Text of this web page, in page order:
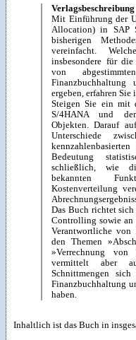
Verlagsbeschreibung
Mit Einführung der
Allocation) in SAP
bisherigen
vereinfacht.
insbesondere für
von
Finanzbuchhaltung
ergeben, erfahren Sie
Steigen Sie ein mit
S/4HANA und
Objekten. Darauf
Unterschiede
Bedeutung
schließlich, wie
bekannten
Kostenverteilung
Das Buch richtet
Controlling sowie an
Verantwortliche
den Themen
»Verrechnung von
vermittelt aber
Schnittmengen
Finanzbuchhaltung
haben.
Inhaltlich ist das Buch in